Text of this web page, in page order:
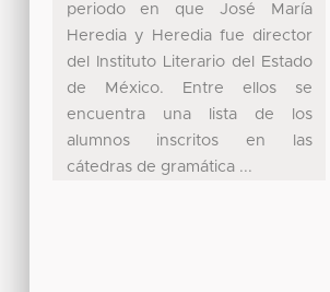
periodo en que José María
Heredia y Heredia fue director
del Instituto Literario del Estado
de México. Entre ellos se
encuentra una lista de los
alumnos inscritos en las
cátedras de gramática ...